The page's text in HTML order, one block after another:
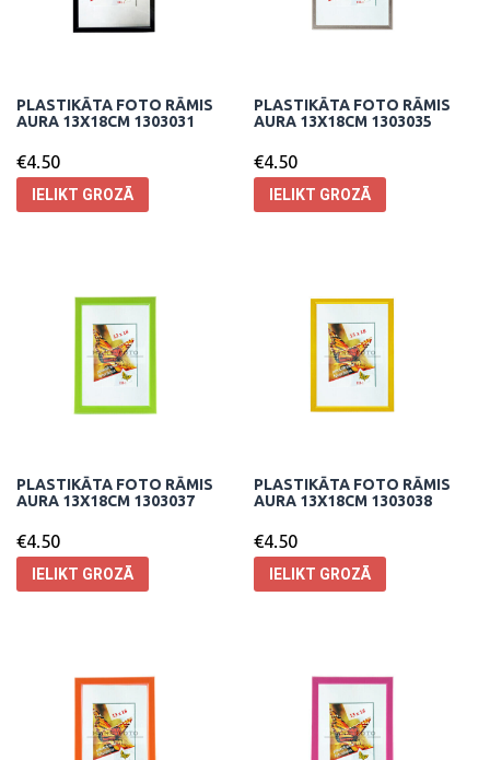
PLASTIKĀTA FOTO RĀMIS
AURA 13X18CM 1303031
€4.50
IELIKT GROZĀ
PLASTIKĀTA FOTO RĀMIS
AURA 13X18CM 1303035
€4.50
IELIKT GROZĀ
PLASTIKĀTA FOTO RĀMIS
AURA 13X18CM 1303037
€4.50
IELIKT GROZĀ
PLASTIKĀTA FOTO RĀMIS
AURA 13X18CM 1303038
€4.50
IELIKT GROZĀ